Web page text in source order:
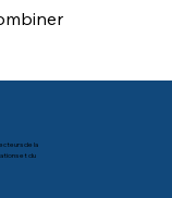
de la
et du